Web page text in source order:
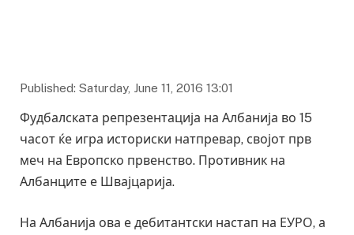
Published: Saturday, June 11, 2016 13:01
Фудбалската репрезентација на Албанија во 15
часот ќе игра историски натпревар, својот прв
меч на Европско првенство. Противник на
Албанците е Швајцарија.
На Албанија ова е дебитантски настап на ЕУРО, а